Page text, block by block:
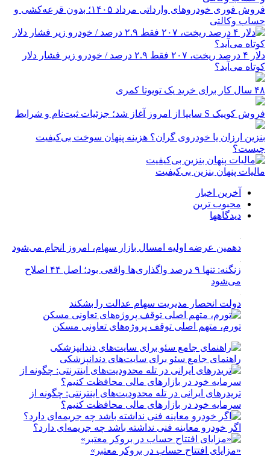
فروش فوری خودروهای وارداتی مرداد ۱۴۰۵؛ بدون قرعه‌کشی و
حساب وکالتی
دلار ۴ درصد ریخت، ۲۰۷ فقط ۲.۹ درصد / خودرو زیر فشار دلار
کوتاه می‌آید؟
۴۸ سال کار برای خرید یک تویوتا کمری
فروش کوییک S سایپا از امروز آغاز شد؛ جزئیات ثبت‌نام و شرایط
بنزین ارزان یا خودروی گران؟ هزینه پنهان سوخت بی‌کیفیت
چیست؟
مالیات پنهان بنزین بی‌کیفیت
آخرین اخبار
محبوب ترین
دیدگاهها
دهمین عرضه اولیه امسال بازار سهام، امروز انجام می‌شود
زنگنه: تنها ۹ درصد واگذاری‌ها واقعی بود؛ اصل ۴۴ اصلاح
می‌شود
دولت انحصار مدیریت سهام عدالت را بشکند
تورم، متهم اصلی توقف پروژه‌های تعاونی مسکن
راهنمای جامع سئو برای سایت‌های دندانپزشکی
تریدرهای ایرانی در تله محدودیت‌های اینترنتی: چگونه از
سرمایه خود در بازارهای مالی محافظت کنیم؟
اگر خودرو معاینه فنی نداشته باشد چه جریمه‌ای دارد؟
«مزایای افتتاح حساب در بروکر معتبر»